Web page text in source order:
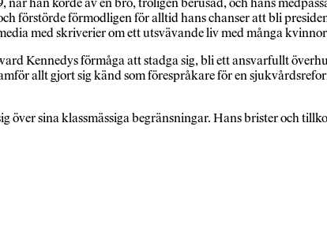
förstörde förmodligen för alltid hans chanser att bli
med skriverier om ett utsvävande liv med många
Kennedys förmåga att stadga sig, bli ett ansvarfullt
allt gjort sig känd som förespråkare för en
över sina klassmässiga begränsningar. Hans brister och